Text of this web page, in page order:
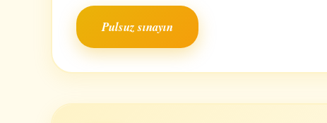
Pulsuz sınayın